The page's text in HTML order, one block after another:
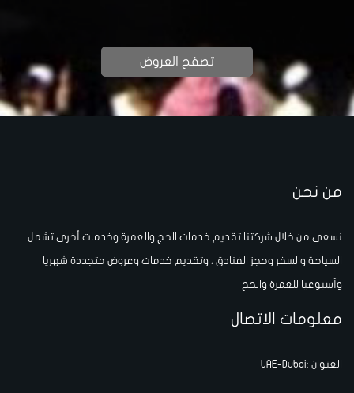
تصفح العروض
من نحن
نسعى من خلال شركتنا تقديم خدمات الحج والعمرة وخدمات أخرى تشمل
السياحة والسفر وحجز الفنادق ، وتقديم خدمات وعروض متجددة شهريا
وأسبوعيا للعمرة والحج
معلومات الاتصال
العنوان :UAE-Dubai